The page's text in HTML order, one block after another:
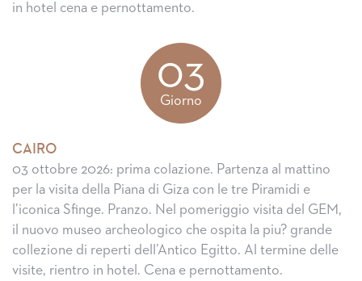
in hotel cena e pernottamento.
03
Giorno
CAIRO
03 ottobre 2026: prima colazione. Partenza al mattino
per la visita della Piana di Giza con le tre Piramidi e
l’iconica Sfinge. Pranzo. Nel pomeriggio visita del GEM,
il nuovo museo archeologico che ospita la piu? grande
collezione di reperti dell’Antico Egitto. Al termine delle
visite, rientro in hotel. Cena e pernottamento.